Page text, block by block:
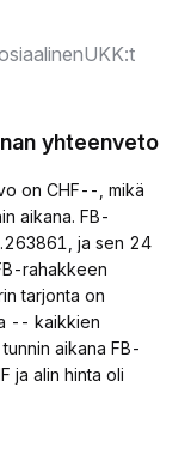
UKK:t
yhteenveto
on CHF--, mikä
aikana. FB-
ja sen 24
rahakkeen
tarjonta on
-- kaikkien
aikana FB-
ja alin hinta oli